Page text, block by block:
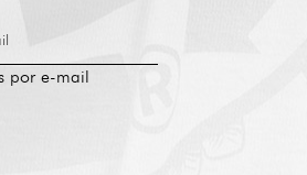
por e-mail